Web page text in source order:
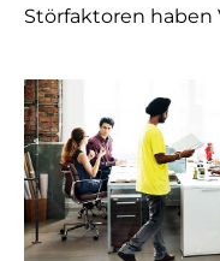
Störfaktoren haben